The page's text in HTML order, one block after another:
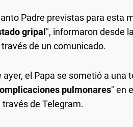
Padre previstas para esta
gripal", informaron desde
de un comunicado.
ayer, el Papa se sometió a
pulmonares" en
de Telegram.